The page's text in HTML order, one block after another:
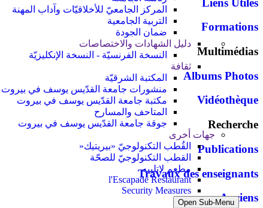
المركز الجامعيّ للأخلاقيّات وآداب المهنة
التربية الجامعية
ضمان الجودة
دليل الشهادات والاختصاصات
النسخة الفرنسيّة - النسخة الإنكليزيّة
ثقافة
المكتبة الشرقيّة
منشورات جامعة القدّيس يوسف في بيروت
مكتبة جامعة القدّيس يوسف في بيروت
المتاحف والمسارح
جوقة جامعة القدّيس يوسف في بيروت
جهات أخرى
القُطب التكنولوجيّ «بيريتيك«
القطب التكنولوجيّ للصحّة
مطعم لاتلييه
l'Escapade Restaurant
Security Measures
Open Sub-Menu
Formations
Multimédias
Albums Photos
Vidéothèque
Recherche
Publications
Travaux des enseignants
Anciens